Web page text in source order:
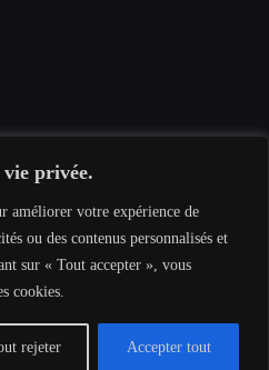
vie privée.
améliorer votre expérience de
ou des contenus personnalisés et
sur « Tout accepter », vous
cookies.
rejeter Accepter tout
sont réservés auTesnima
|Politique de confidentialité